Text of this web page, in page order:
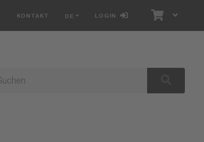
KONTAKT DE LOGIN